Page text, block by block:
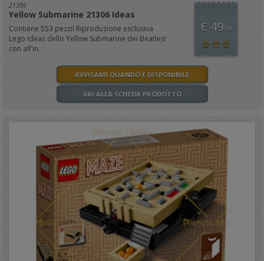
21306
Yellow Submarine 21306 Ideas
Contiene 553 pezzi! Riproduzione esclusiva
Lego Ideas dello Yellow Submarine dei Beatles!
con all'in..
€ 49,99
AVVISAMI QUANDO È DISPONIBILE
VAI ALLA SCHEDA PRODOTTO